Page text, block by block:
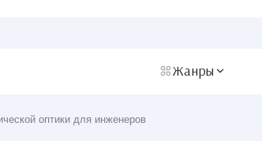
Жанры
оптики для инженеров